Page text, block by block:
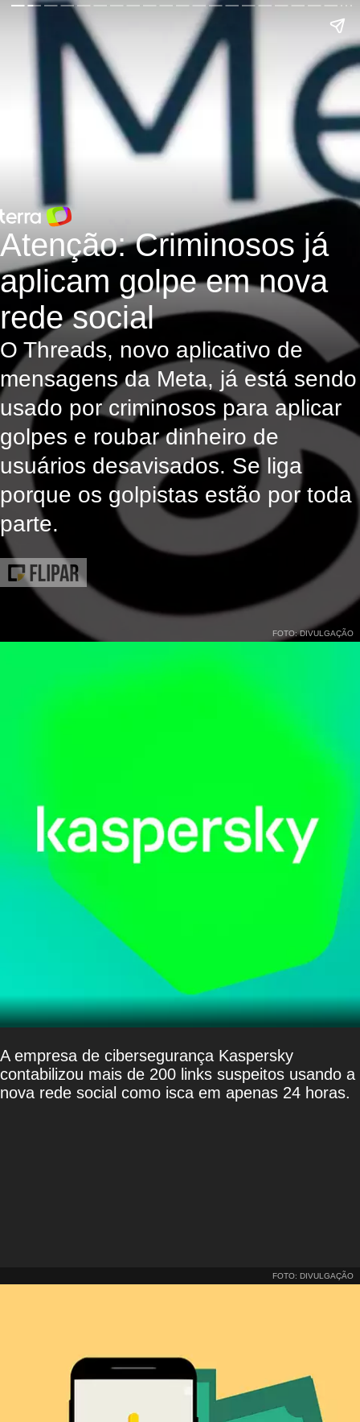
Atenção: Criminosos já
aplicam golpe em nova
rede social
O Threads, novo aplicativo de
mensagens da Meta, já está sendo
usado por criminosos para aplicar
golpes e roubar dinheiro de
usuários desavisados. Se liga
porque os golpistas estão por toda
parte.
FOTO: DIVULGAÇÃO
A empresa de cibersegurança Kaspersky
contabilizou mais de 200 links suspeitos usando a
nova rede social como isca em apenas 24 horas.
FOTO: DIVULGAÇÃO